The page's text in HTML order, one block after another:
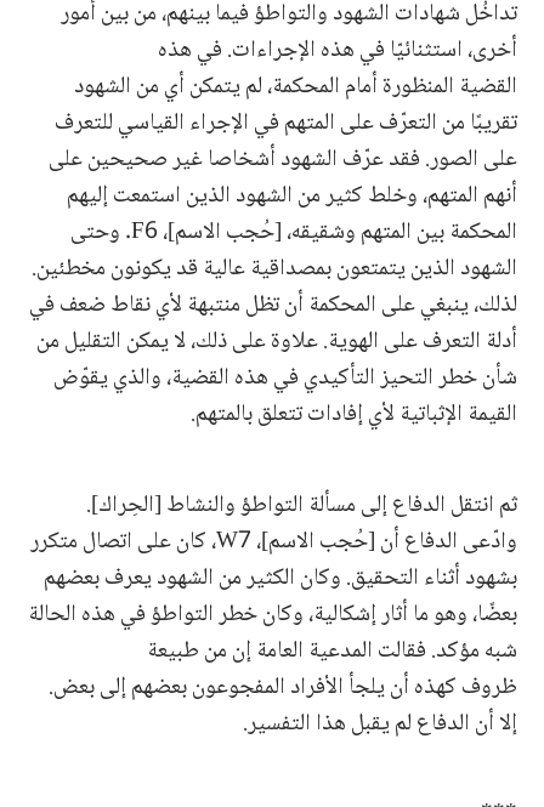
تداخُل شهادات الشهود والتواطؤ فيما بينهم، من بين أمور
أخرى، استثنائيّا في هذه الإجراءات. في هذه
القضية المنظورة أمام المحكمة، لم يتمكن أي من الشهود
تقريبًا من التعرّف على المتهم في الإجراء القياسي للتعرف
على الصور. فقد عرّف الشهود أشخاصا غير صحيحين على
أنهم المتهم، وخلط كثير من الشهود الذين استمعت إليهم
المحكمة بين المتهم وشقيقه، [حُجب الاسم]، F6. وحتى
الشهود الذين يتمتعون بمصداقية عالية قد يكونون مخطئين.
لذلك، ينبغي على المحكمة أن تظل منتبهة لأي نقاط ضعف في
أدلة التعرف على الهوية. علاوة على ذلك، لا يمكن التقليل من
شأن خطر التحيز التأكيدي في هذه القضية، والذي يقوّض
القيمة الإثباتية لأي إفادات تتعلق بالمتهم.
ثم انتقل الدفاع إلى مسألة التواطؤ والنشاط [الحِراك].
وادّعى الدفاع أن [حُجب الاسم]، W7، كان على اتصال متكرر
بشهود أثناء التحقيق. وكان الكثير من الشهود يعرف بعضهم
بعضًا، وهو ما أثار إشكالية، وكان خطر التواطؤ في هذه الحالة
شبه مؤكد. فقالت المدعية العامة إن من طبيعة
ظروف كهذه أن يلجأ الأفراد المفجوعون بعضهم إلى بعض.
إلا أن الدفاع لم يقبل هذا التفسير.